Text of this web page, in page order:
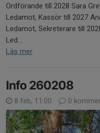
Ordförande till 2028 Sara
Ledamot, Kassör till 2027
Ledamot, Sekreterare till
Led...
Läs mer
Info 260208
8 feb, 11:00 0